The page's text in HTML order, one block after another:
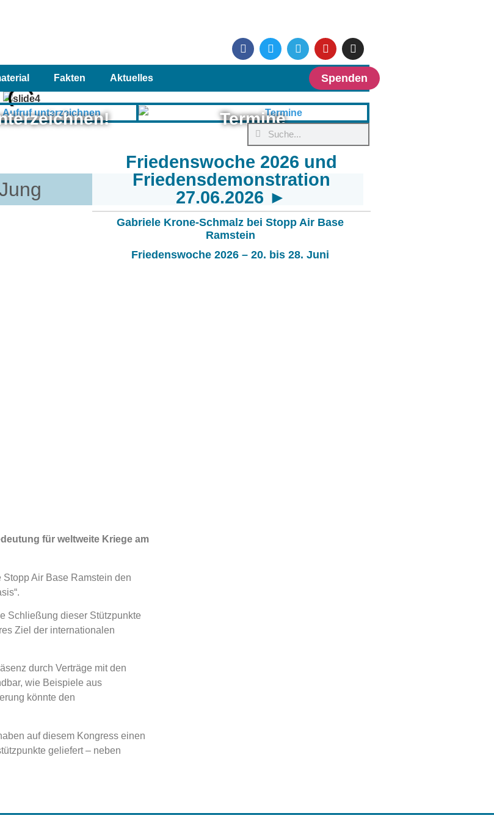
Spenden
Fakten Aktuelles
Friedenswoche 2026 und
Friedensdemonstration
27.06.2026 ►
Gabriele Krone-Schmalz bei Stopp Air Base
Ramstein
Friedenswoche 2026 – 20. bis 28. Juni
Termine
für weltweite Kriege am
Air Base Ramstein den
Schließung dieser Stützpunkte
Ziel der internationalen
durch Verträge mit den
wie Beispiele aus
könnte den
auf diesem Kongress einen
geliefert – neben